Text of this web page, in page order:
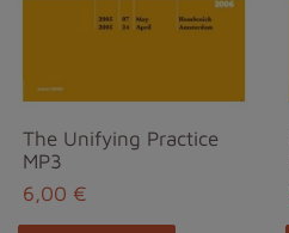
The Unifying Practice
MP3
6,00 €